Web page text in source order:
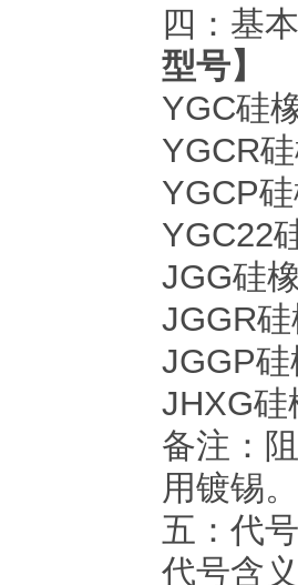
四：基
型号】
YGC硅
YGCR
YGCP
YGC22
JGG硅
JGGR
JGGP
JHXG硅
备注：
用镀锡。
五：代
代号含